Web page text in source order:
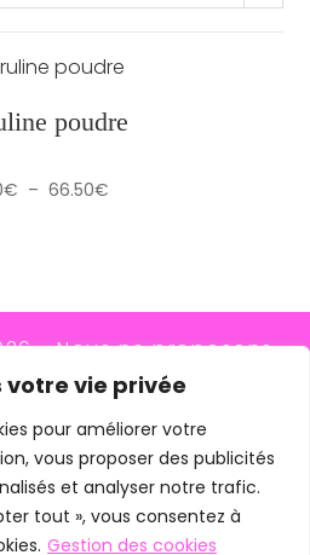
votre vie privée
pour améliorer votre
vous proposer des publicités
et analyser notre trafic.
tout », vous consentez à
Gestion des cookies
- Nous ne proposons
Relais Colis (placés en
le 10/03/26, ils
livraisons depuis le
commandes avec
merci de me
poudre
€ – 66.50€Plage